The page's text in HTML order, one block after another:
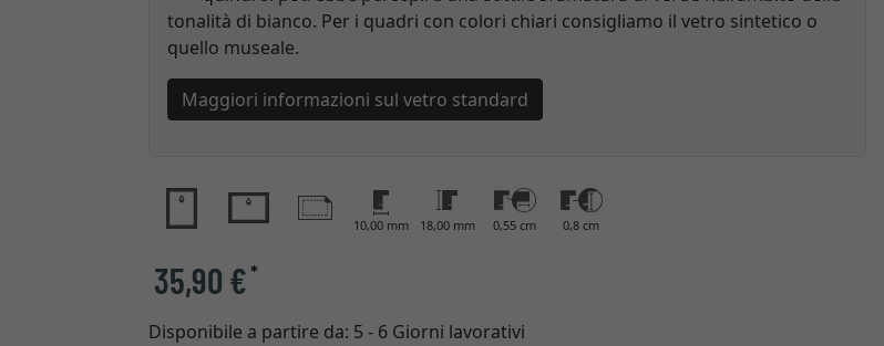
tonalità di bianco. Per i quadri con colori chiari consigliamo il vetro sintetico o
quello museale.
Maggiori informazioni sul vetro standard
10,00 mm 18,00 mm 0,55 cm 0,8 cm
35,90 €*
Disponibile a partire da: 5 - 6 Giorni lavorativi